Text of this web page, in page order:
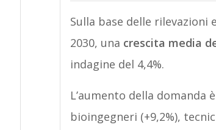
Sulla base delle
2030, una crescita media
indagine del 4,4%.
L’aumento della
bioingegneri (+9,2%),